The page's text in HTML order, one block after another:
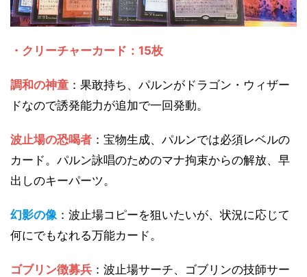
・クリーチャーカード：15枚
調和の神童 ：果敢持ち、パルンがドラゴン・ウィザー
ドなので誘発能力が追加で一回発動。
波止場の恐喝者 ：宝物生成、パルンでは必須レベルの
カード。パルン詠唱のためのマナ拘束からの解放、早
出しのキーパーツ。
幻影の像 ：波止場コピーを狙いたいが、状況に応じて
何にでもなれる万能カード。
ゴブリン徴募兵 ：波止場サーチ、ゴブリンの技師サー